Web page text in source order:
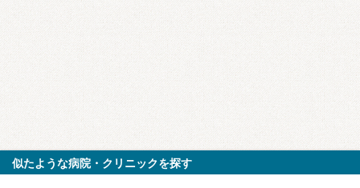
似たような病院・クリニックを探す